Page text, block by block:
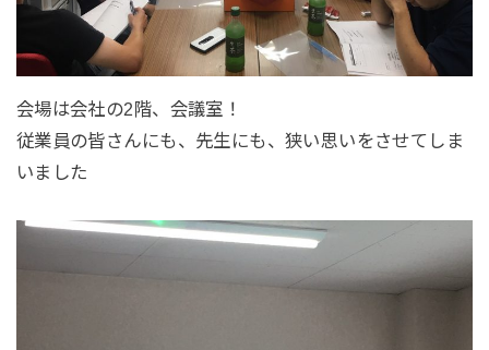
会場は会社の2階、会議室！
従業員の皆さんにも、先生にも、狭い思いをさせてしま
いました